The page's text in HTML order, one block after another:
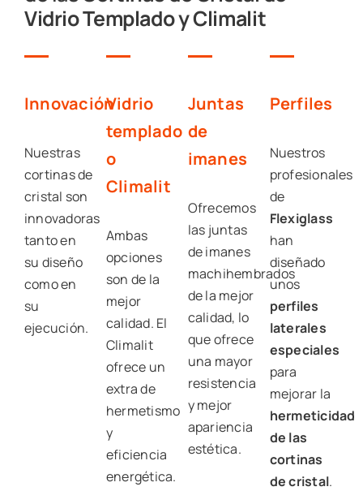
Vidrio Templado y Climalit
Innovación
Nuestras
cortinas de
cristal son
innovadoras
tanto en
su diseño
como en
su
ejecución.
Vidrio
templado
o
Climalit
Ambas
opciones
son de la
mejor
calidad. El
Climalit
ofrece un
extra de
hermetismo
y
eficiencia
energética.
Juntas
de
imanes
Ofrecemos
las juntas
de imanes
machihembrados
de la mejor
calidad, lo
que ofrece
una mayor
resistencia
y mejor
apariencia
estética.
Perfiles
Nuestros
profesionales
de
Flexiglass
han
diseñado
unos
perfiles
laterales
especiales
para
mejorar la
hermeticidad
de las
cortinas
de cristal.